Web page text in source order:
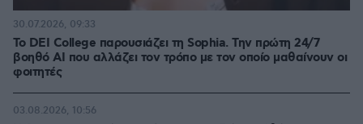
Το DEI College παρουσιάζει τη Sophia. Την πρώτη 24/7
βοηθό AI που αλλάζει τον τρόπο με τον οποίο μαθαίνουν οι
φοιτητές
30.07.2026, 09:33
03.08.2026, 10:56